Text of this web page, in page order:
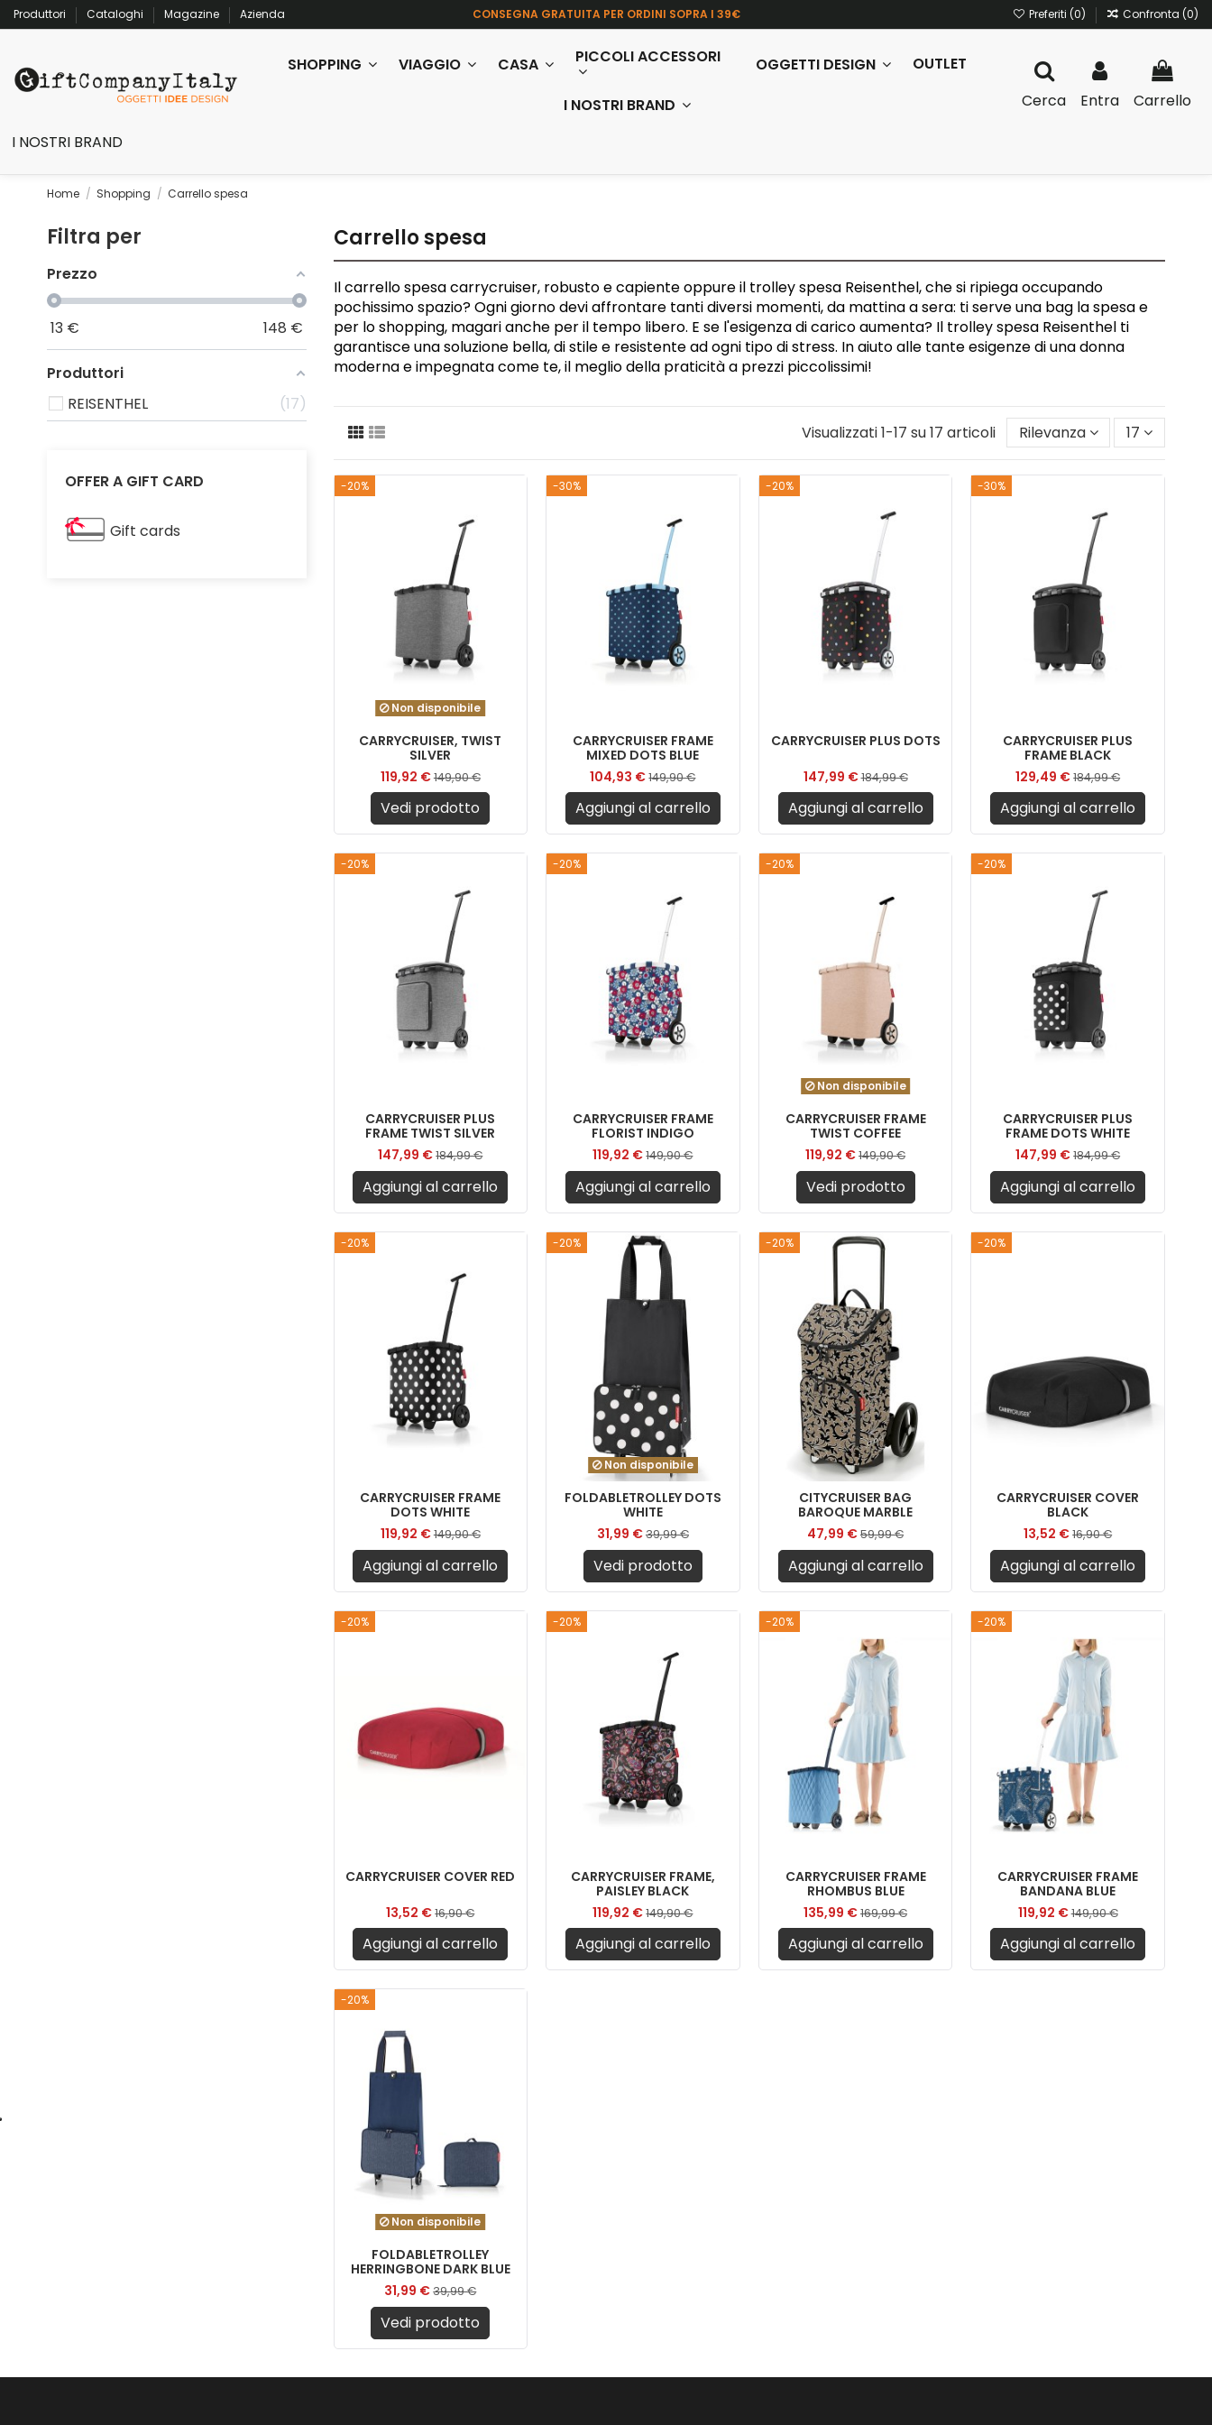
Produttori Cataloghi Magazine Azienda CONSEGNA GRATUITA PER ORDINI SOPRA I 39€ Preferiti (0) Confronta (0)
SHOPPING VIAGGIO CASA PICCOLI ACCESSORI OGGETTI DESIGN
OUTLET
I NOSTRI BRAND
Cerca Entra Carrello
I NOSTRI BRAND
Home Shopping Carrello spesa
Carrello spesa
Il carrello spesa carrycruiser, robusto e capiente oppure il trolley spesa Reisenthel, che si ripiega occupando
pochissimo spazio? Ogni giorno devi affrontare tanti diversi momenti, da mattina a sera: ti serve una bag la spesa e
per lo shopping, magari anche per il tempo libero. E se l'esigenza di carico aumenta? Il trolley spesa Reisenthel ti
garantisce una soluzione bella, di stile e resistente ad ogni tipo di stress. In aiuto alle tante esigenze di una donna
moderna e impegnata come te, il meglio della praticità a prezzi piccolissimi!
Visualizzati 1-17 su 17 articoli Rilevanza 17
-20%
Non disponibile
CARRYCRUISER, TWIST
SILVER
119,92 €149,90 €
Vedi prodotto
-30%
CARRYCRUISER FRAME
MIXED DOTS BLUE
104,93 €149,90 €
Aggiungi al carrello
-20%
CARRYCRUISER PLUS DOTS
147,99 €184,99 €
Aggiungi al carrello
-30%
CARRYCRUISER PLUS
FRAME BLACK
129,49 €184,99 €
Aggiungi al carrello
-20%
CARRYCRUISER PLUS
FRAME TWIST SILVER
147,99 €184,99 €
Aggiungi al carrello
-20%
CARRYCRUISER FRAME
FLORIST INDIGO
119,92 €149,90 €
Aggiungi al carrello
-20%
Non disponibile
CARRYCRUISER FRAME
TWIST COFFEE
119,92 €149,90 €
Vedi prodotto
-20%
CARRYCRUISER PLUS
FRAME DOTS WHITE
147,99 €184,99 €
Aggiungi al carrello
-20%
CARRYCRUISER FRAME
DOTS WHITE
119,92 €149,90 €
Aggiungi al carrello
-20%
Non disponibile
FOLDABLETROLLEY DOTS
WHITE
31,99 €39,99 €
Vedi prodotto
-20%
CITYCRUISER BAG
BAROQUE MARBLE
47,99 €59,99 €
Aggiungi al carrello
-20%
CARRYCRUISER COVER
BLACK
13,52 €16,90 €
Aggiungi al carrello
-20%
CARRYCRUISER COVER RED
13,52 €16,90 €
Aggiungi al carrello
-20%
CARRYCRUISER FRAME,
PAISLEY BLACK
119,92 €149,90 €
Aggiungi al carrello
-20%
CARRYCRUISER FRAME
RHOMBUS BLUE
135,99 €169,99 €
Aggiungi al carrello
-20%
CARRYCRUISER FRAME
BANDANA BLUE
119,92 €149,90 €
Aggiungi al carrello
-20%
Non disponibile
FOLDABLETROLLEY
HERRINGBONE DARK BLUE
31,99 €39,99 €
Vedi prodotto
Filtra per
Prezzo
13 € 148 €
Produttori
REISENTHEL
17
OFFER A GIFT CARD
Gift cards